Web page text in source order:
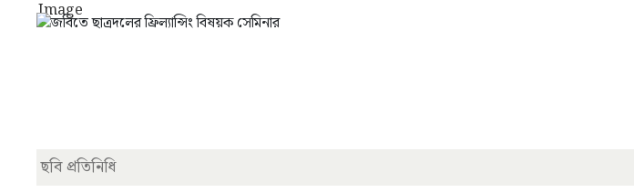
ছবি প্রতিনিধি